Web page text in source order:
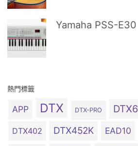
Yamaha PSS-E30
熱門標籤
APP DTX DTX-PRO DTX6
DTX402 DTX452K EAD10